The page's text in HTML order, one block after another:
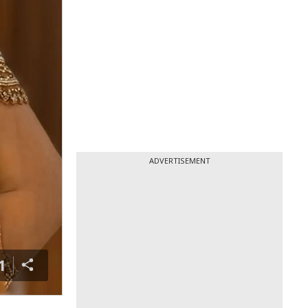
ADVERTISEMENT